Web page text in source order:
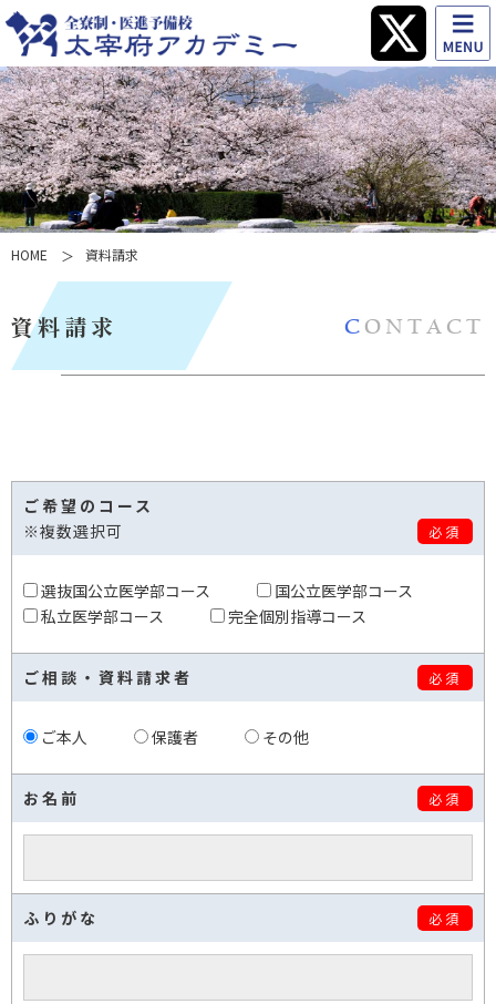
HOME 資料請求
資料請求 CONTACT
ご希望のコース
※複数選択可
必須
選抜国公立医学部コース
国公立医学部コース
私立医学部コース
完全個別指導コース
ご相談・資料請求者 必須
ご本人 保護者 その他
お名前 必須
ふりがな 必須